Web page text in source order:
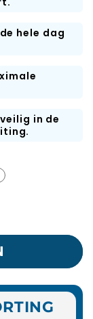
hele dag
in de